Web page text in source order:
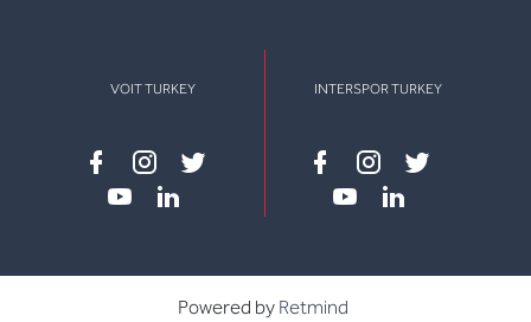
VOIT TURKEY
Facebook
instagram
twitter
INTERSPOR TURKEY
Facebook
instagram
twitter
Powered by Retmind